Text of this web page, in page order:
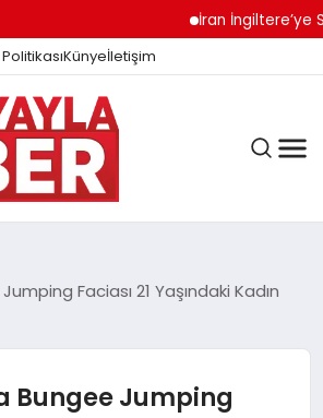
İran İngiltere’ye Sert
Künyeİletişim
Faciası 21 Yaşındaki Kadın
Bungee Jumping